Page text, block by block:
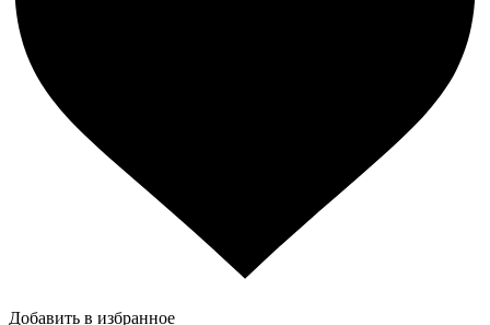
Добавить в избранное